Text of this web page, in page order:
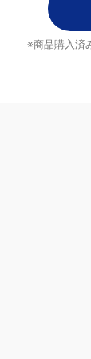
※商品購入済